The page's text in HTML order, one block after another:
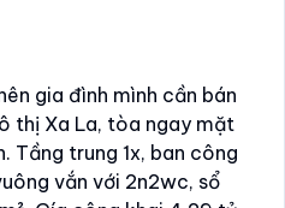
gia đình mình cần bán
thị Xa La, tòa ngay mặt
Tầng trung 1x, ban công
vắn với 2n2wc, sổ